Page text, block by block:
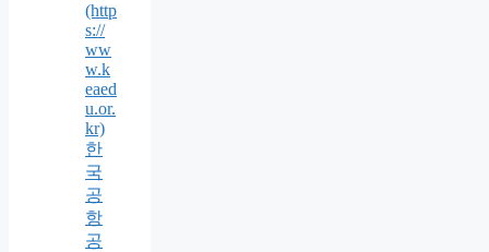
(http
s://
ww
w.k
eaed
u.or.
kr)
한
국
공
항
공